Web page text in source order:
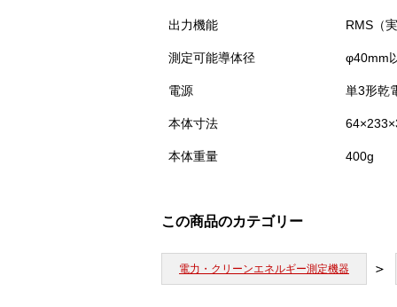
出力機能 RMS（
測定可能導体径 φ40mm
電源 単3形乾
本体寸法
本体重量 400g
この商品のカテゴリー
電力・クリーンエネルギー測定機器